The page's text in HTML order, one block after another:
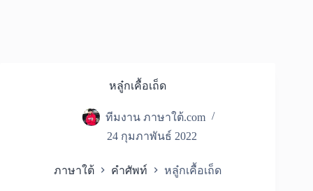
หลู๋กเคื้อเถ็ด
ทีมงาน ภาษาใต้.com
24 กุมภาพันธ์ 2022
ภาษาใต้ คำศัพท์ หลู๋กเคื้อเถ็ด